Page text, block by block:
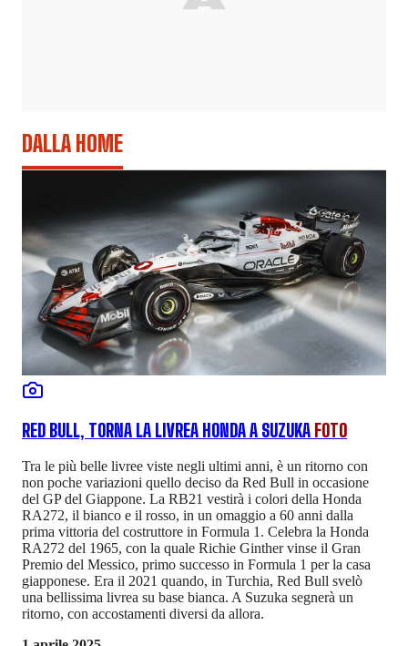
DALLA HOME
RED BULL, TORNA LA LIVREA HONDA A SUZUKA FOTO
Tra le più belle livree viste negli ultimi anni, è un ritorno con
non poche variazioni quello deciso da Red Bull in occasione
del GP del Giappone. La RB21 vestirà i colori della Honda
RA272, il bianco e il rosso, in un omaggio a 60 anni dalla
prima vittoria del costruttore in Formula 1. Celebra la Honda
RA272 del 1965, con la quale Richie Ginther vinse il Gran
Premio del Messico, primo successo in Formula 1 per la casa
giapponese. Era il 2021 quando, in Turchia, Red Bull svelò
una bellissima livrea su base bianca. A Suzuka segnerà un
ritorno, con accostamenti diversi da allora.